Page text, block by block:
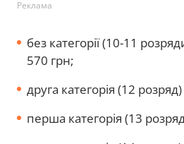
Реклама
без категорії (10-11
570 грн;
друга категорія (12
перша категорія (13